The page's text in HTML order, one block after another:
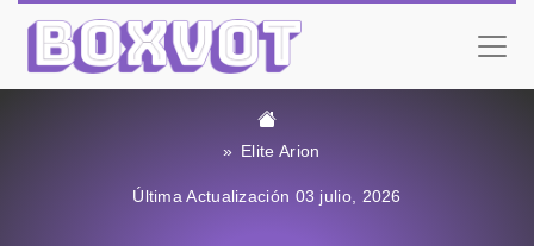
Elite Arion
Última Actualización 03 julio, 2026